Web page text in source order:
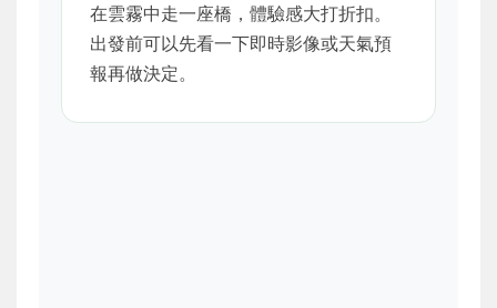
在雲霧中走一座橋，體驗感大打折扣。
出發前可以先看一下即時影像或天氣預
報再做決定。